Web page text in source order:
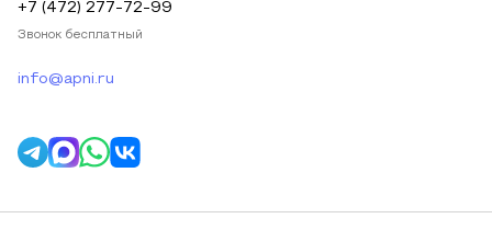
+7 (472) 277-72-99
Звонок бесплатный
info@apni.ru